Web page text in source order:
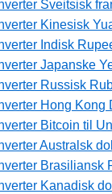
Sveitsisk
Kinesisk
Indisk
Japanske
Russisk
Hong Kong
Bitcoin til
Australsk
Brasiliansk
Kanadisk